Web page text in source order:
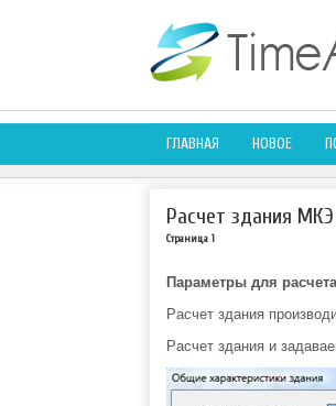
ГЛАВНАЯ НОВОЕ
Расчет здания
Страница 1
Параметры для
Расчет здания
Расчет здания и